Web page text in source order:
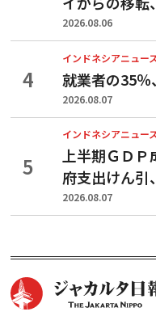
2026.08.06
インドネシアニュース
就業者の35
2026.08.07
インドネシアニュース
上半期ＧＤ
府支出けん引
2026.08.07